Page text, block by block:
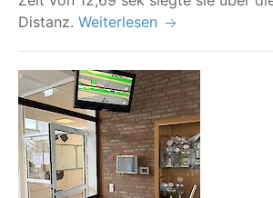
Distanz. Weiterlesen